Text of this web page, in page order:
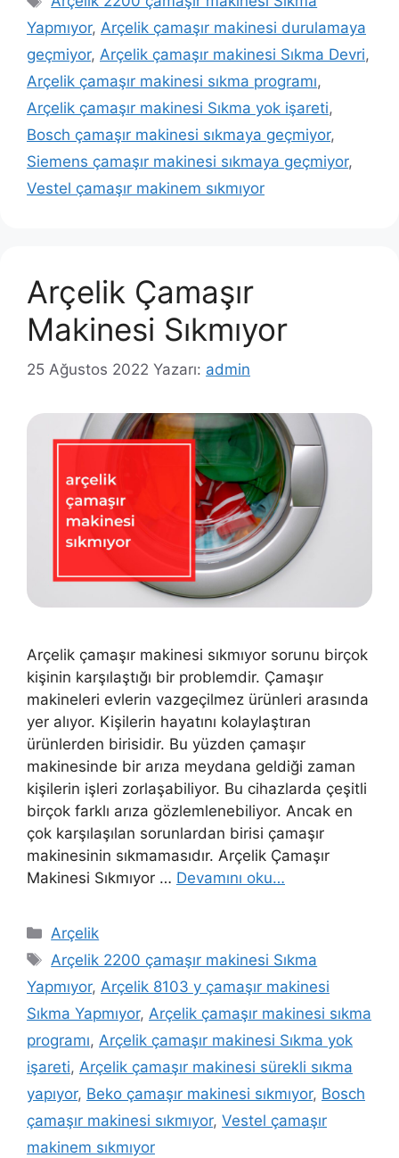
Yapmıyor, Arçelik çamaşır makinesi durulamaya
geçmiyor, Arçelik çamaşır makinesi Sıkma Devri,
Arçelik çamaşır makinesi sıkma programı,
Arçelik çamaşır makinesi Sıkma yok işareti,
Bosch çamaşır makinesi sıkmaya geçmiyor,
Siemens çamaşır makinesi sıkmaya geçmiyor,
Vestel çamaşır makinem sıkmıyor
Arçelik Çamaşır
Makinesi Sıkmıyor
25 Ağustos 2022 Yazarı: admin
Arçelik çamaşır makinesi sıkmıyor sorunu birçok
kişinin karşılaştığı bir problemdir. Çamaşır
makineleri evlerin vazgeçilmez ürünleri arasında
yer alıyor. Kişilerin hayatını kolaylaştıran
ürünlerden birisidir. Bu yüzden çamaşır
makinesinde bir arıza meydana geldiği zaman
kişilerin işleri zorlaşabiliyor. Bu cihazlarda çeşitli
birçok farklı arıza gözlemlenebiliyor. Ancak en
çok karşılaşılan sorunlardan birisi çamaşır
makinesinin sıkmamasıdır. Arçelik Çamaşır
Makinesi Sıkmıyor … Devamını oku…
Kategoriler
Arçelik
Etiketler
Arçelik 2200 çamaşır makinesi Sıkma
Yapmıyor, Arçelik 8103 y çamaşır makinesi
Sıkma Yapmıyor, Arçelik çamaşır makinesi sıkma
programı, Arçelik çamaşır makinesi Sıkma yok
işareti, Arçelik çamaşır makinesi sürekli sıkma
yapıyor, Beko çamaşır makinesi sıkmıyor, Bosch
çamaşır makinesi sıkmıyor, Vestel çamaşır
makinem sıkmıyor